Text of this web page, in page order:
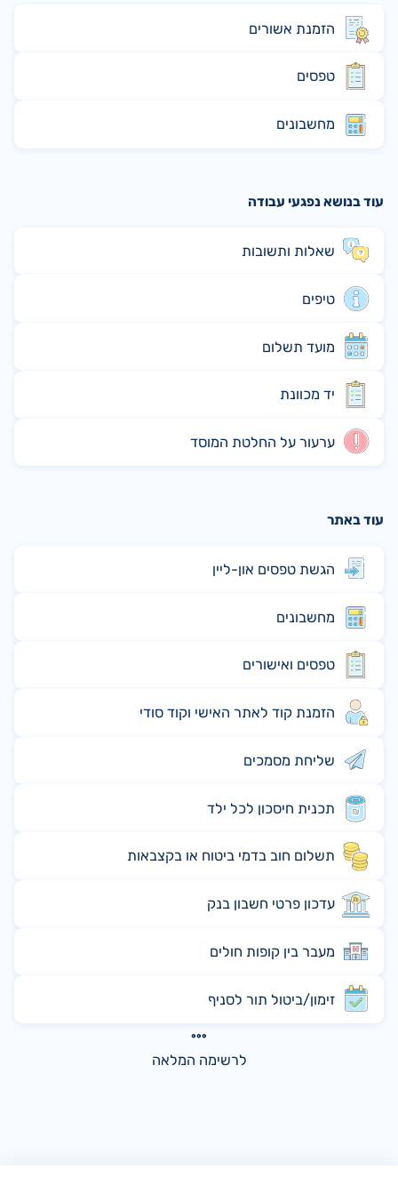
הזמנת אשורים
טפסים
מחשבונים
עוד בנושא נפגעי עבודה
שאלות ותשובות
טיפים
מועד תשלום
יד מכוונת
ערעור על החלטת המוסד
עוד באתר
הגשת טפסים און-ליין
מחשבונים
טפסים ואישורים
הזמנת קוד לאתר האישי וקוד סודי
שליחת מסמכים
תכנית חיסכון לכל ילד
תשלום חוב בדמי ביטוח או בקצבאות
עדכון פרטי חשבון בנק
מעבר בין קופות חולים
זימון/ביטול תור לסניף
לרשימה המלאה